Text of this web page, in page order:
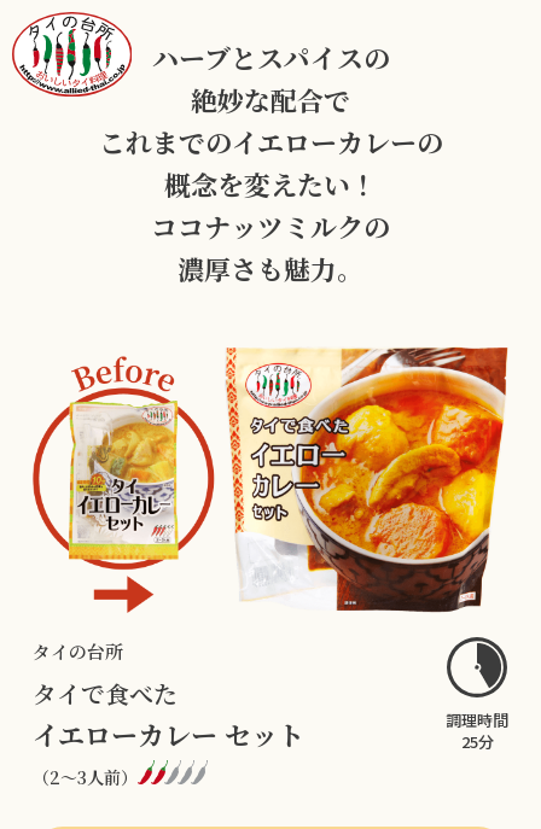
ハーブとスパイスの
絶妙な配合で
これまでのイエローカレーの
概念を変えたい！
ココナッツミルクの
濃厚さも魅力。
タイの台所
タイで食べた
イエローカレー セット
（2〜3人前）
調理時間
25分